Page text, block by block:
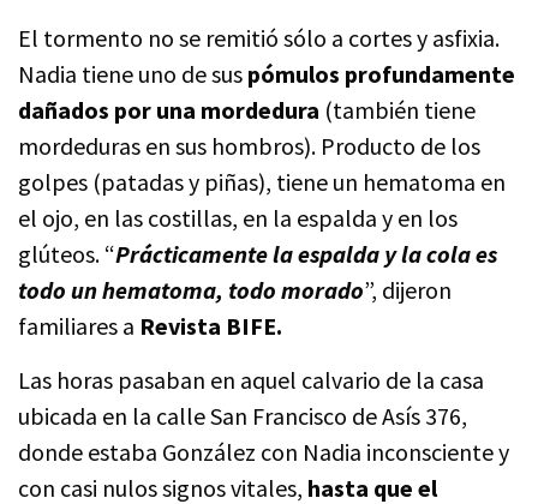
El tormento no se remitió sólo a cortes y asfixia.
Nadia tiene uno de sus pómulos profundamente
dañados por una mordedura (también tiene
mordeduras en sus hombros). Producto de los
golpes (patadas y piñas), tiene un hematoma en
el ojo, en las costillas, en la espalda y en los
glúteos. “Prácticamente la espalda y la cola es
todo un hematoma, todo morado”, dijeron
familiares a Revista BIFE.
Las horas pasaban en aquel calvario de la casa
ubicada en la calle San Francisco de Asís 376,
donde estaba González con Nadia inconsciente y
con casi nulos signos vitales, hasta que el